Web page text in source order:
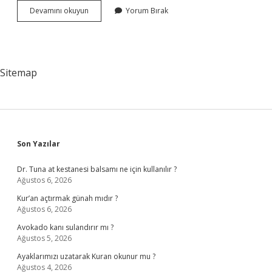
Devamını okuyun
Sağ
Yorum Bırak
Sitemap
Sidebar
Son Yazılar
Dr. Tuna at kestanesi balsamı ne için kullanılır ?
Ağustos 6, 2026
Kur’an açtırmak günah mıdır ?
Ağustos 6, 2026
Avokado kanı sulandırır mı ?
Ağustos 5, 2026
Ayaklarımızı uzatarak Kuran okunur mu ?
Ağustos 4, 2026